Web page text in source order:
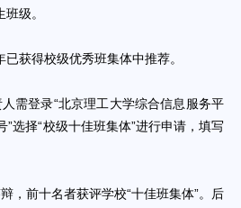
级。
获得校级优秀班集体中推荐。
人需登录“北京理工大学综合信息服务平
”选择“校级十佳班集体”进行申请，填写
，前十名者获评学校“十佳班集体”。后